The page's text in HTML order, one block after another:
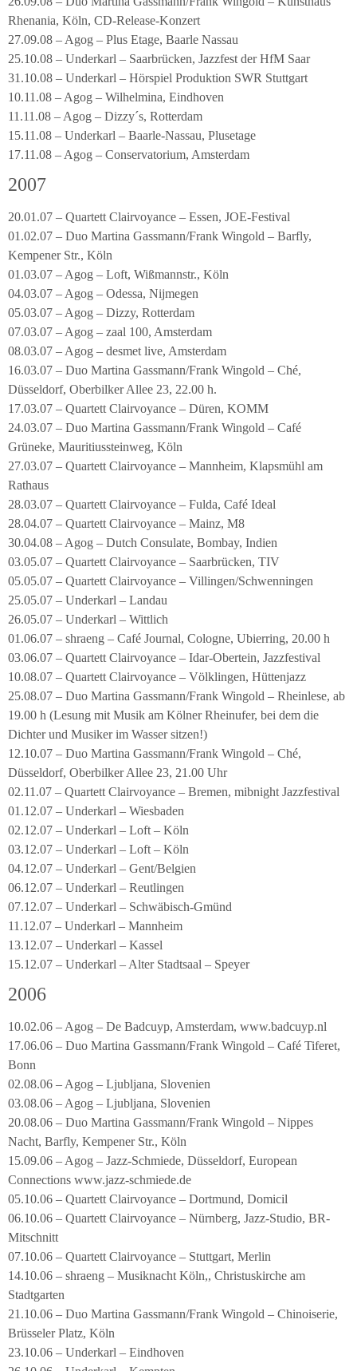
Rhenania, Köln, CD-Release-Konzert
27.09.08 – Agog – Plus Etage, Baarle Nassau
25.10.08 – Underkarl – Saarbrücken, Jazzfest der HfM Saar
31.10.08 – Underkarl – Hörspiel Produktion SWR Stuttgart
10.11.08 – Agog – Wilhelmina, Eindhoven
11.11.08 – Agog – Dizzy´s, Rotterdam
15.11.08 – Underkarl – Baarle-Nassau, Plusetage
17.11.08 – Agog – Conservatorium, Amsterdam
2007
20.01.07 – Quartett Clairvoyance – Essen, JOE-Festival
01.02.07 – Duo Martina Gassmann/Frank Wingold – Barfly,
Kempener Str., Köln
01.03.07 – Agog – Loft, Wißmannstr., Köln
04.03.07 – Agog – Odessa, Nijmegen
05.03.07 – Agog – Dizzy, Rotterdam
07.03.07 – Agog – zaal 100, Amsterdam
08.03.07 – Agog – desmet live, Amsterdam
16.03.07 – Duo Martina Gassmann/Frank Wingold – Ché,
Düsseldorf, Oberbilker Allee 23, 22.00 h.
17.03.07 – Quartett Clairvoyance – Düren, KOMM
24.03.07 – Duo Martina Gassmann/Frank Wingold – Café
Grüneke, Mauritiussteinweg, Köln
27.03.07 – Quartett Clairvoyance – Mannheim, Klapsmühl am
Rathaus
28.03.07 – Quartett Clairvoyance – Fulda, Café Ideal
28.04.07 – Quartett Clairvoyance – Mainz, M8
30.04.08 – Agog – Dutch Consulate, Bombay, Indien
03.05.07 – Quartett Clairvoyance – Saarbrücken, TIV
05.05.07 – Quartett Clairvoyance – Villingen/Schwenningen
25.05.07 – Underkarl – Landau
26.05.07 – Underkarl – Wittlich
01.06.07 – shraeng – Café Journal, Cologne, Ubierring, 20.00 h
03.06.07 – Quartett Clairvoyance – Idar-Obertein, Jazzfestival
10.08.07 – Quartett Clairvoyance – Völklingen, Hüttenjazz
25.08.07 – Duo Martina Gassmann/Frank Wingold – Rheinlese, ab
19.00 h (Lesung mit Musik am Kölner Rheinufer, bei dem die
Dichter und Musiker im Wasser sitzen!)
12.10.07 – Duo Martina Gassmann/Frank Wingold – Ché,
Düsseldorf, Oberbilker Allee 23, 21.00 Uhr
02.11.07 – Quartett Clairvoyance – Bremen, mibnight Jazzfestival
01.12.07 – Underkarl – Wiesbaden
02.12.07 – Underkarl – Loft – Köln
03.12.07 – Underkarl – Loft – Köln
04.12.07 – Underkarl – Gent/Belgien
06.12.07 – Underkarl – Reutlingen
07.12.07 – Underkarl – Schwäbisch-Gmünd
11.12.07 – Underkarl – Mannheim
13.12.07 – Underkarl – Kassel
15.12.07 – Underkarl – Alter Stadtsaal – Speyer
2006
10.02.06 – Agog – De Badcuyp, Amsterdam, www.badcuyp.nl
17.06.06 – Duo Martina Gassmann/Frank Wingold – Café Tiferet,
Bonn
02.08.06 – Agog – Ljubljana, Slovenien
03.08.06 – Agog – Ljubljana, Slovenien
20.08.06 – Duo Martina Gassmann/Frank Wingold – Nippes
Nacht, Barfly, Kempener Str., Köln
15.09.06 – Agog – Jazz-Schmiede, Düsseldorf, European
Connections www.jazz-schmiede.de
05.10.06 – Quartett Clairvoyance – Dortmund, Domicil
06.10.06 – Quartett Clairvoyance – Nürnberg, Jazz-Studio, BR-
Mitschnitt
07.10.06 – Quartett Clairvoyance – Stuttgart, Merlin
14.10.06 – shraeng – Musiknacht Köln,, Christuskirche am
Stadtgarten
21.10.06 – Duo Martina Gassmann/Frank Wingold – Chinoiserie,
Brüsseler Platz, Köln
23.10.06 – Underkarl – Eindhoven